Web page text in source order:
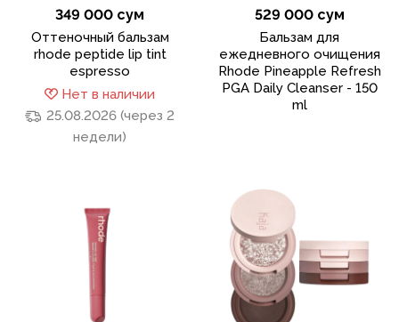
349 000 сум
Оттеночный бальзам
rhode peptide lip tint
espresso
Нет в наличии
25.08.2026 (через 2
недели)
529 000 сум
Бальзам для
ежедневного очищения
Rhode Pineapple Refresh
PGA Daily Cleanser - 150
ml